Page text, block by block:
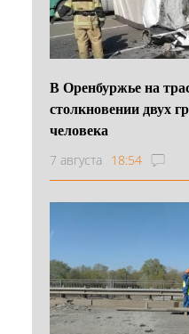
В Оренбуржье на
столкновении двух
человека
7 августа 18:54